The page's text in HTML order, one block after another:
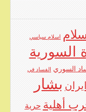
اسلام سياسي
السورية
السوري الفساد في
ايران بشار
أهلية حرية